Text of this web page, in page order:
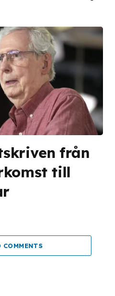
från
till